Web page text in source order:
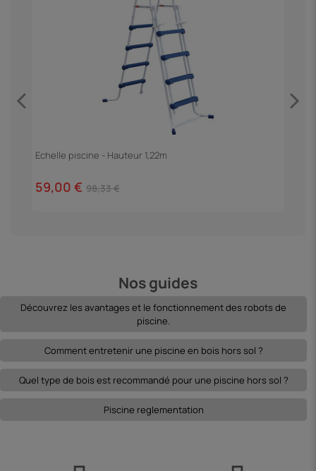
Echelle piscine - Hauteur 1,22m
59,00 € 98,33 €
Nos guides
Découvrez les avantages et le fonctionnement des robots de
piscine.
Comment entretenir une piscine en bois hors sol ?
Quel type de bois est recommandé pour une piscine hors sol ?
Piscine reglementation